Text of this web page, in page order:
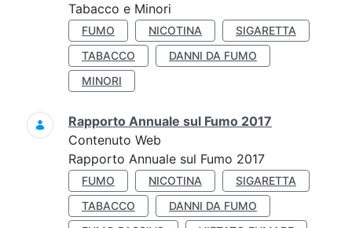
Tabacco e Minori
FUMO NICOTINA
SIGARETTA
TABACCO
DANNI DA FUMO
MINORI
Rapporto Annuale sul Fumo 2017
Contenuto Web
Rapporto Annuale sul Fumo 2017
FUMO NICOTINA
SIGARETTA
TABACCO
DANNI DA FUMO